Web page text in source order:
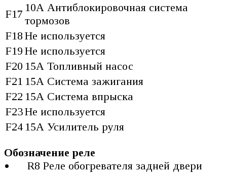
F17
10А Антиблокировочная система
тормозов
F18 Не используется
F19 Не используется
F20 15А Топливный насос
F21 15А Система зажигания
F22 15А Система впрыска
F23Не используется
F24 15А Усилитель руля
Обозначение реле
R8 Реле обогревателя задней двери